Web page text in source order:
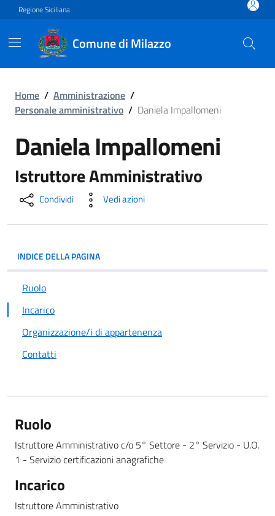
Vai ai contenuti
Vai al footer
Regione Siciliana
Comune di Milazzo
Daniela Impallomeni
Home / Amministrazione /
Personale amministrativo / Daniela Impallomeni
Daniela Impallomeni
Istruttore Amministrativo
Condividi Vedi azioni
INDICE DELLA PAGINA
Ruolo
Incarico
Organizzazione/i di appartenenza
Contatti
Ruolo
Istruttore Amministrativo c/o 5° Settore - 2° Servizio - U.O.
1 - Servizio certificazioni anagrafiche
Incarico
Istruttore Amministrativo